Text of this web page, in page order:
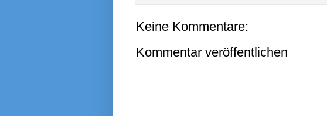
Keine Kommentare:
Kommentar veröffentlichen